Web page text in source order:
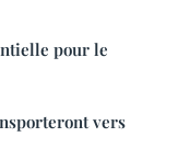
pour le
vers